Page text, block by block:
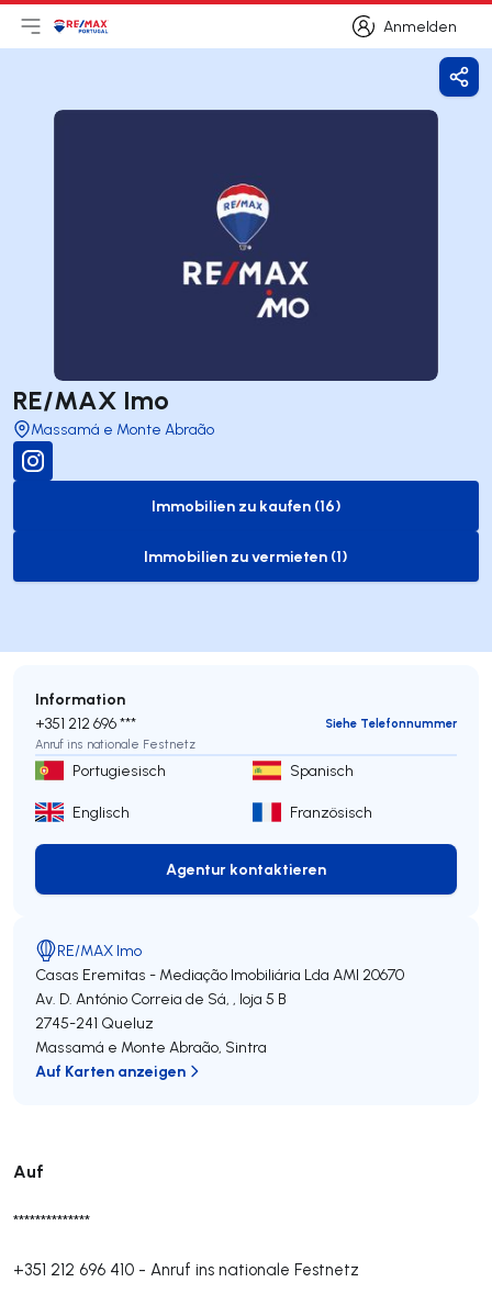
Anmelden
Anmelden
Hauptmenü öffnen
LogoZur Startseite
RE/MAX Imo
Massamá e Monte Abraão
to-buy-listing
Immobilien zu kaufen (16)
to-rent-listing
Immobilien zu vermieten (1)
Auf
**************
+351 212 696 410 - Anruf ins nationale Festnetz
Information
+351 212 696 ***
Siehe Telefonnummer
Anruf ins nationale Festnetz
Portugiesisch Spanisch
Englisch Französisch
Agentur kontaktieren
Agentur kontaktieren
RE/MAX Imo
Casas Eremitas - Mediação Imobiliária Lda AMI 20670
Av. D. António Correia de Sá, , loja 5 B
2745-241 Queluz
Massamá e Monte Abraão, Sintra
Auf Karten anzeigen